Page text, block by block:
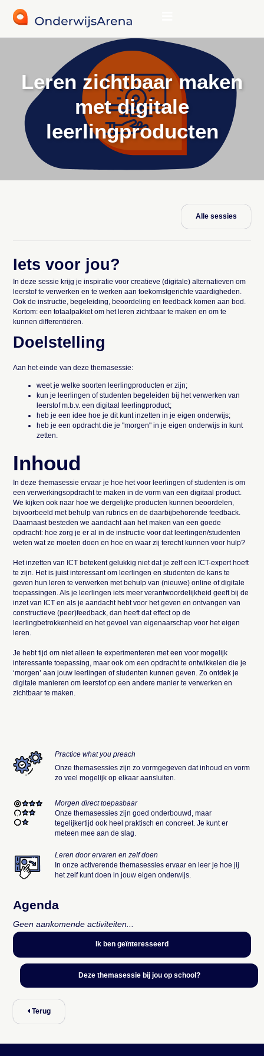
Leren zichtbaar maken
met digitale
leerlingproducten
Alle sessies
Iets voor jou?
In deze sessie krijg je inspiratie voor creatieve (digitale) alternatieven om
leerstof te verwerken en te werken aan toekomstgerichte vaardigheden.
Ook de instructie, begeleiding, beoordeling en feedback komen aan bod.
Kortom: een totaalpakket om het leren zichtbaar te maken en om te
kunnen differentiëren.
Doelstelling
Aan het einde van deze themasessie:
weet je welke soorten leerlingproducten er zijn;
kun je leerlingen of studenten begeleiden bij het verwerken van
leerstof m.b.v. een digitaal leerlingproduct;
heb je een idee hoe je dit kunt inzetten in je eigen onderwijs;
heb je een opdracht die je "morgen" in je eigen onderwijs in kunt
zetten.
Inhoud
In deze themasessie ervaar je hoe het voor leerlingen of studenten is om
een verwerkingsopdracht te maken in de vorm van een digitaal product.
We kijken ook naar hoe we dergelijke producten kunnen beoordelen,
bijvoorbeeld met behulp van rubrics en de daarbijbehorende feedback.
Daarnaast besteden we aandacht aan het maken van een goede
opdracht: hoe zorg je er al in de instructie voor dat leerlingen/studenten
weten wat ze moeten doen en hoe en waar zij terecht kunnen voor hulp?
Het inzetten van ICT betekent gelukkig niet dat je zelf een ICT-expert hoeft
te zijn. Het is juist interessant om leerlingen en studenten de kans te
geven hun leren te verwerken met behulp van (nieuwe) online of digitale
toepassingen. Als je leerlingen iets meer verantwoordelijkheid geeft bij de
inzet van ICT en als je aandacht hebt voor het geven en ontvangen van
constructieve (peer)feedback, dan heeft dat effect op de
leerlingbetrokkenheid en het gevoel van eigenaarschap voor het eigen
leren.
Je hebt tijd om niet alleen te experimenteren met een voor mogelijk
interessante toepassing, maar ook om een opdracht te ontwikkelen die je
‘morgen’ aan jouw leerlingen of studenten kunnen geven. Zo ontdek je
digitale manieren om leerstof op een andere manier te verwerken en
zichtbaar te maken.
Practice what you preach
Onze themasessies zijn zo vormgegeven dat inhoud en vorm
zo veel mogelijk op elkaar aansluiten.
Morgen direct toepasbaar
Onze themasessies zijn goed onderbouwd, maar
tegelijkertijd ook heel praktisch en concreet. Je kunt er
meteen mee aan de slag.
Leren door ervaren en zelf doen
In onze activerende themasessies ervaar en leer je hoe jij
het zelf kunt doen in jouw eigen onderwijs.
Agenda
Geen aankomende activiteiten...
Ik ben geïnteresseerd
Deze themasessie bij jou op school?
Terug